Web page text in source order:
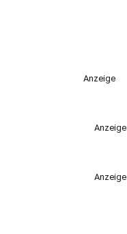
Anzeige
Anzeige
Anzeige